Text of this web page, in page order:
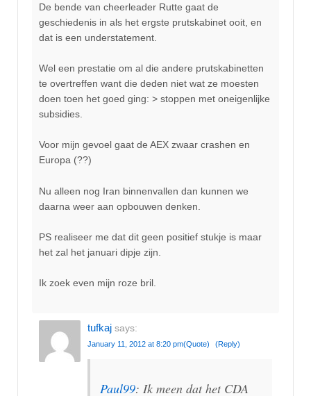
De bende van cheerleader Rutte gaat de
geschiedenis in als het ergste prutskabinet ooit, en
dat is een understatement.
Wel een prestatie om al die andere prutskabinetten
te overtreffen want die deden niet wat ze moesten
doen toen het goed ging: > stoppen met oneigenlijke
subsidies.
Voor mijn gevoel gaat de AEX zwaar crashen en
Europa (??)
Nu alleen nog Iran binnenvallen dan kunnen we
daarna weer aan opbouwen denken.
PS realiseer me dat dit geen positief stukje is maar
het zal het januari dipje zijn.
Ik zoek even mijn roze bril.
tufkaj says:
January 11, 2012 at 8:20 pm(Quote) (Reply)
Paul99: Ik meen dat het CDA